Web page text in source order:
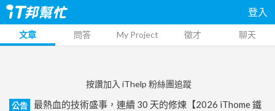
登入
文章 問答 My Project 徵才 聊天
按讚加入 iThelp 粉絲團追蹤
公告
最熱血的技術盛事，連續 30 天的修煉【2026 iThome 鐵